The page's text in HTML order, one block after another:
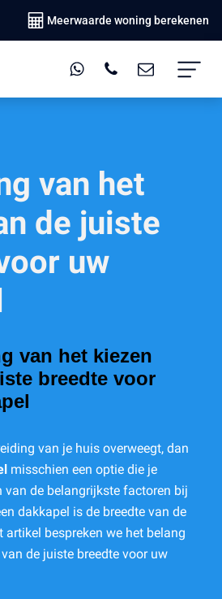
Meerwaarde woning berekenen
van het
de juiste
uw
van het kiezen
breedte voor
van je huis overweegt, dan
misschien een optie die je
van de belangrijkste factoren bij
dakkapel is de breedte van de
artikel bespreken we het belang
de juiste breedte voor uw